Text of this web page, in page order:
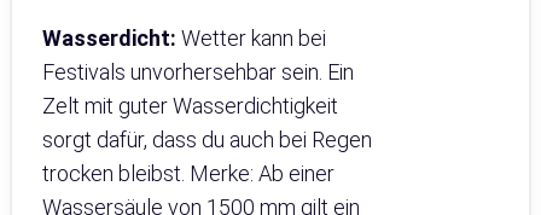
Wasserdicht: Wetter kann bei
Festivals unvorhersehbar sein. Ein
Zelt mit guter Wasserdichtigkeit
sorgt dafür, dass du auch bei Regen
trocken bleibst. Merke: Ab einer
Wassersäule von 1500 mm gilt ein